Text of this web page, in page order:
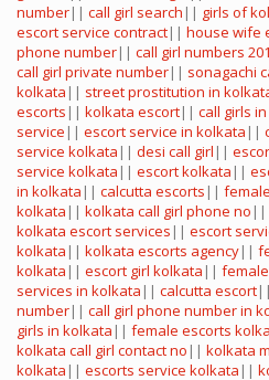
number|| call girl search || girls of
escort service contract|| house wife
phone number|| call girl numbers
call girl private number|| sonagachi
kolkata || street prostitution in
escorts || kolkata escort|| call girls
service || escort service in kolkata ||
service kolkata || desi call girl ||
service kolkata || escort kolkata ||
in kolkata || calcutta escorts ||
kolkata || kolkata call girl phone no ||
kolkata escort services || escort
kolkata || kolkata escorts agency||
kolkata || escort girl kolkata ||
services in kolkata || calcutta escort||
number|| call girl phone number in
girls in kolkata || female escorts
kolkata call girl contact no || kolkata
kolkata || escorts service kolkata ||